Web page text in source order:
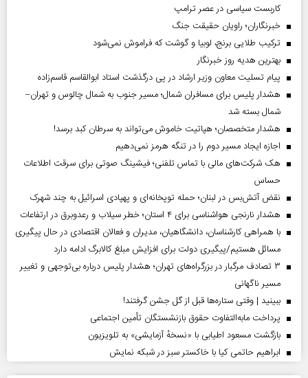
کاربست سیاسی در عصر ترامپ
خبرنگاران؛ راویان حقیقت جنگ
ترکیب طلایی برنج، لوبیا و گوشت که فراموش نمی‌شود
بهترین هدیه روز خبرنگار
پیام تسلیت معاون وزیر ارشاد در پی درگذشت استاد ابوالقاسم قاسم‌زاده
هشدار پلیس برای مسافران شمال؛ مسیر جنوب به شمال چالوس و تهران–
شمال بسته شد
هشدار متخصصان؛ هپاتیت خاموش می‌تواند به سرطان کبد برسد!
اجازه ایجاد مسیر دوم را در تنگه هرمز نمی‌دهیم
هک شرکت‌های مالی با تماس تلفنی؛ فیشینگ صوتی برای سرقت اطلاعات
حساس
نقض آتش‌بس در لبنان؛ حمله توپخانه‌ای و پهپادی اسرائیل به چند شهرک
هشدار نارنجی هواشناسی برای ۴ استان؛ خطر سیلاب و رعدوبرق در ارتفاعات
با همراهی کارشناسان، دانشگاهیان، مدیران و فعالان اقتصادی در حال پیگیری
مسائل هستیم/پیگیری دولت برای افزایش مبلغ کالابرگ ادامه دارد
۳ تصادف مرگبار در بزرگراه‌های تهران؛ هشدار پلیس درباره بی‌توجهی و تغییر
مسیر ناگهانی
ببینید | وقتی ستاره‌ها قبل از گل جشن گرفتند!
پرداخت مابه‌التفاوت حقوق بازنشستگان تأمین اجتماعی
بازگشت مسعود اطیابی با «نسخهٔ آزمایشی» به تلویزیون
ابراهیم حاتمی کیا با خاکستر سبز در شبکه نمایش